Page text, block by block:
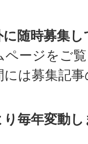
に随時募集
ページをご
には募集記
毎年変動